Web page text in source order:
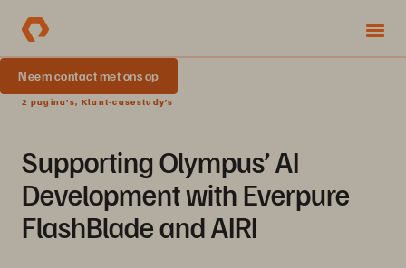
Neem contact met ons op
2 pagina's, Klant-casestudy’s
Supporting Olympus’ AI
Development with Everpure
FlashBlade and AIRI